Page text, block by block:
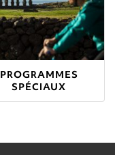
PROGRAMMES
SPÉCIAUX